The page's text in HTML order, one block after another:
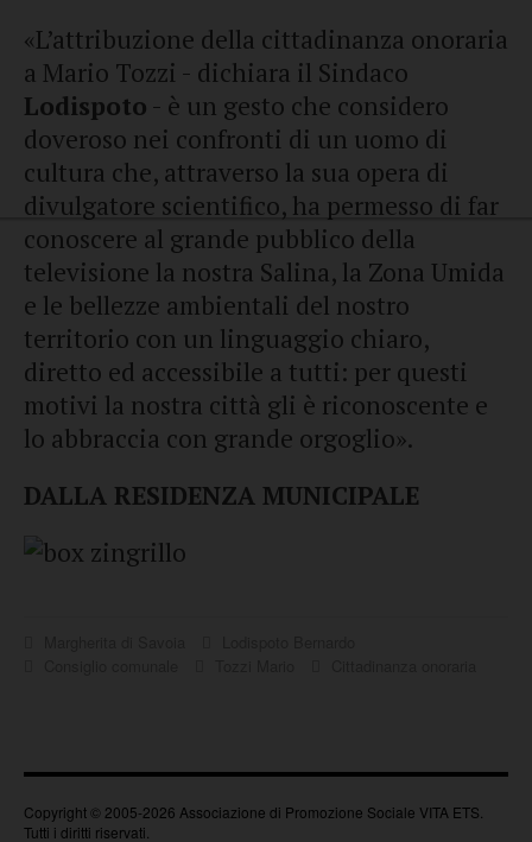
«L’attribuzione della cittadinanza onoraria
a Mario Tozzi - dichiara il Sindaco
Lodispoto - è un gesto che considero
doveroso nei confronti di un uomo di
cultura che, attraverso la sua opera di
divulgatore scientifico, ha permesso di far
conoscere al grande pubblico della
televisione la nostra Salina, la Zona Umida
e le bellezze ambientali del nostro
territorio con un linguaggio chiaro,
diretto ed accessibile a tutti: per questi
motivi la nostra città gli è riconoscente e
lo abbraccia con grande orgoglio».
DALLA RESIDENZA MUNICIPALE
Copyright © 2005-2026 Associazione di Promozione Sociale VITA ETS.
Tutti i diritti riservati.